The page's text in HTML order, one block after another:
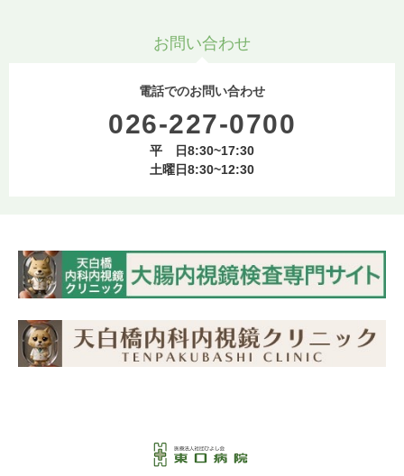
お問い合わせ
電話でのお問い合わせ
026-227-0700
平 日8:30~17:30
土曜日8:30~12:30